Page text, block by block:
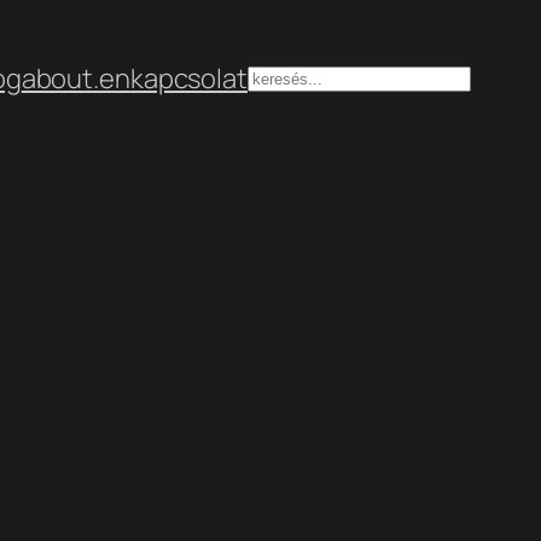
about.enkapcsolatKeresés